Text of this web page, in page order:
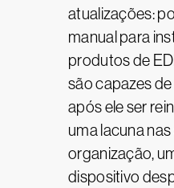
atualizações:
manual para
produtos de
são capazes
após ele ser
uma lacuna
organização,
dispositivo